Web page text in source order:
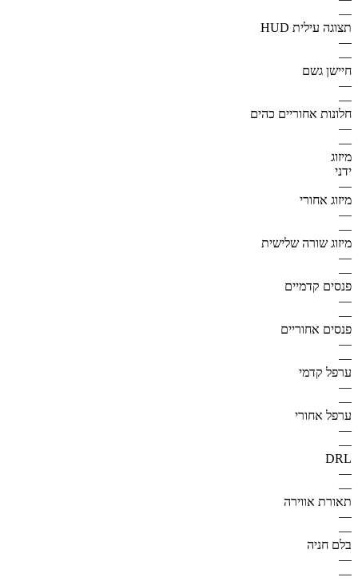
—
תצוגה עילית HUD
—
—
חיישן גשם
—
—
חלונות אחוריים כהים
—
—
מיזוג
ידני
—
מיזוג אחורי
—
—
מיזוג שורה שלישית
—
—
פנסים קדמיים
—
—
פנסים אחוריים
—
—
ערפל קדמי
—
—
ערפל אחורי
—
—
DRL
—
—
תאורת אווירה
—
—
בלם חניה
—
—